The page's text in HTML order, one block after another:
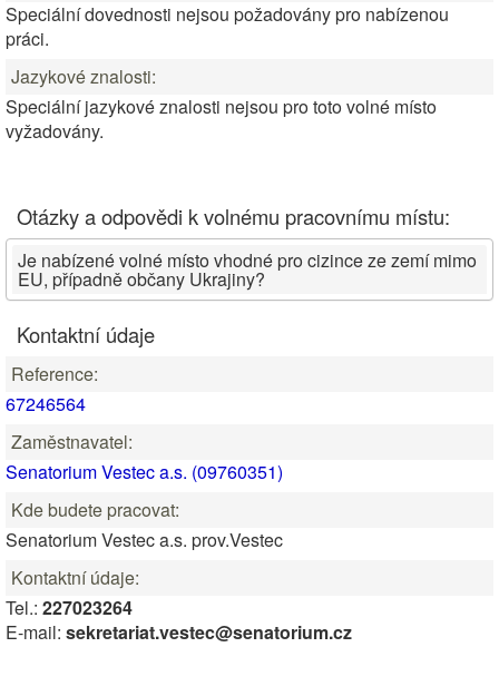
Speciální dovednosti nejsou požadovány pro nabízenou
práci.
Jazykové znalosti:
Speciální jazykové znalosti nejsou pro toto volné místo
vyžadovány.
Otázky a odpovědi k volnému pracovnímu místu:
Je nabízené volné místo vhodné pro cizince ze zemí mimo
EU, případně občany Ukrajiny?
Kontaktní údaje
Reference:
67246564
Zaměstnavatel:
Senatorium Vestec a.s. (09760351)
Kde budete pracovat:
Senatorium Vestec a.s. prov.Vestec
Kontaktní údaje:
Tel.: 227023264
E-mail: sekretariat.vestec@senatorium.cz